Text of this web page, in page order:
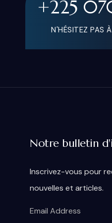
+225
N'HÉSITEZ PAS
Notre bulletin
Inscrivez-vous pour
nouvelles et articles.